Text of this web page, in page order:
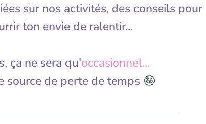
sur nos activités, des conseils pour
ton envie de ralentir...
ça ne sera qu'occasionnel...
source de perte de temps 🤪